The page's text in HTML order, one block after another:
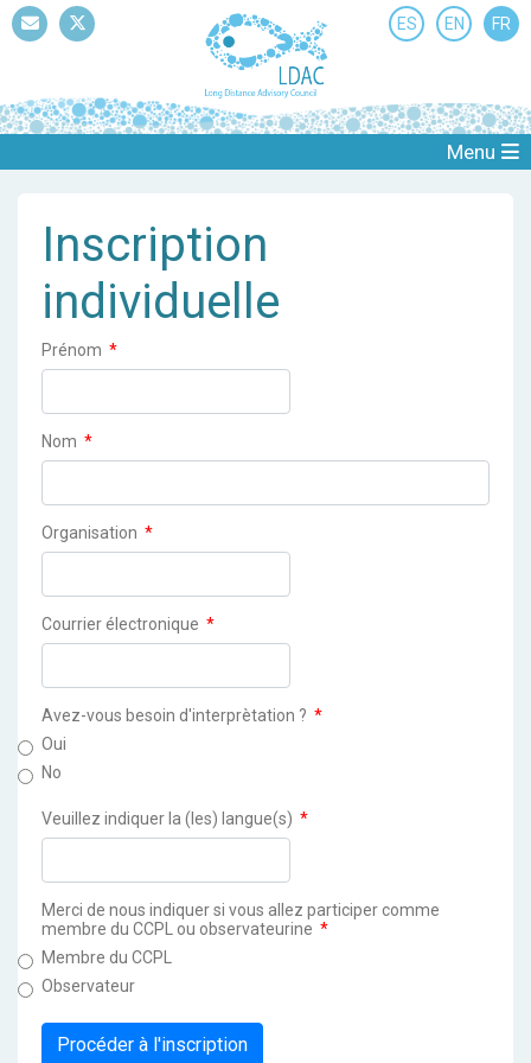
ES EN FR
Menu
Inscription
individuelle
Prénom *
Nom *
Organisation *
Courrier électronique *
Avez-vous besoin d'interprètation ? *
Oui
No
Veuillez indiquer la (les) langue(s) *
Merci de nous indiquer si vous allez participer comme
membre du CCPL ou observateurine *
Membre du CCPL
Observateur